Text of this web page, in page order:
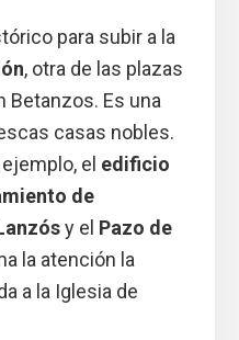
para subir a la
, otra de las plazas
Betanzos. Es una
casas nobles.
el edificio
de
y el Pazo de
la atención la
a la Iglesia de